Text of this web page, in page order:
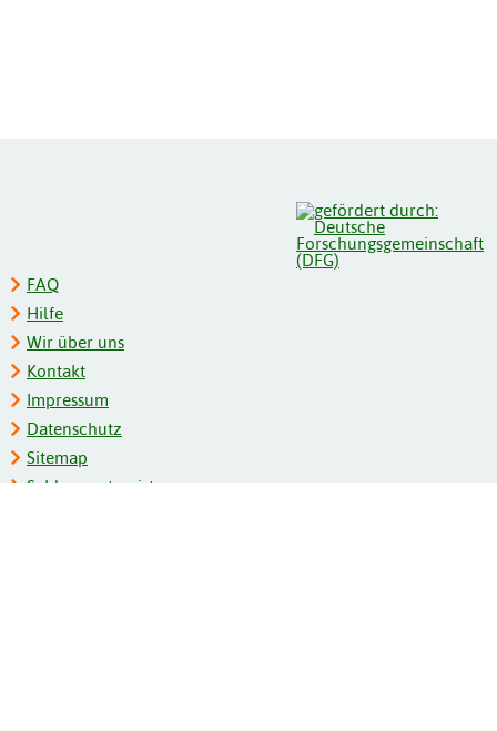
FAQ
Hilfe
Wir über uns
Kontakt
Impressum
Datenschutz
Sitemap
Schlagwortregister